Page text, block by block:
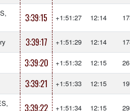
3:39:15 +1:51:27 12:14
3:39:17 +1:51:29 12:14
3:39:20 +1:51:32 12:15
3:39:21 +1:51:33 12:15
3:39:22 +1:51:34 12:15